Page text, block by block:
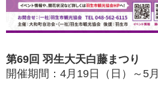
第69回 羽生大天白藤まつり
開催期間：4月19日（日）～5